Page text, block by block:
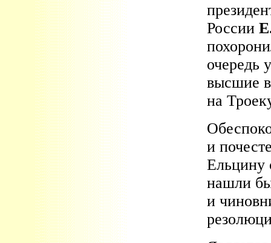
России
очередь
высшие
на
и
Ельцину
нашли
и